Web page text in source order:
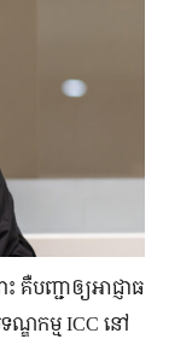
បញ្ជាឲ្យអាជ្ញាធ
ណ្ឌកម្ម ICC នៅ